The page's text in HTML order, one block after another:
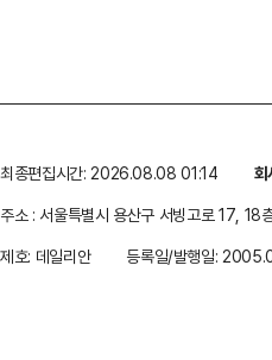
최종편집시간: 2026.08.08 01:14 회
주소 : 서울특별시 용산구 서빙고로 17, 18
제호: 데일리안
등록일/발행일: